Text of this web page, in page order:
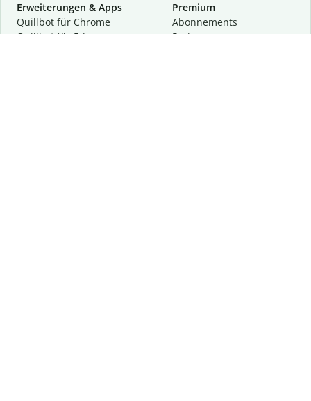
Erweiterungen & Apps
Quillbot für Chrome
Quillbot für Edge
Premium
Abon­ne­ments
Preise